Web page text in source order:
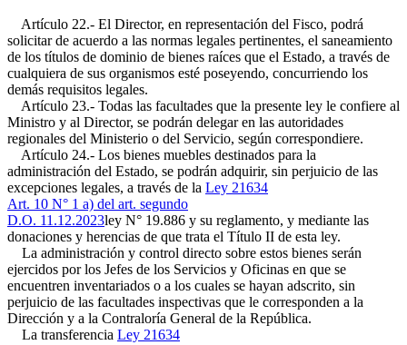
Artículo 22.- El Director, en representación del Fisco, podrá
solicitar de acuerdo a las normas legales pertinentes, el saneamiento
de los títulos de dominio de bienes raíces que el Estado, a través de
cualquiera de sus organismos esté poseyendo, concurriendo los
demás requisitos legales.
Artículo 23.- Todas las facultades que la presente ley le confiere al
Ministro y al Director, se podrán delegar en las autoridades
regionales del Ministerio o del Servicio, según correspondiere.
Artículo 24.- Los bienes muebles destinados para la
administración del Estado, se podrán adquirir, sin perjuicio de las
excepciones legales, a través de la Ley 21634
Art. 10 N° 1 a) del art. segundo
D.O. 11.12.2023ley N° 19.886 y su reglamento, y mediante las
donaciones y herencias de que trata el Título II de esta ley.
La administración y control directo sobre estos bienes serán
ejercidos por los Jefes de los Servicios y Oficinas en que se
encuentren inventariados o a los cuales se hayan adscrito, sin
perjuicio de las facultades inspectivas que le corresponden a la
Dirección y a la Contraloría General de la República.
La transferencia Ley 21634